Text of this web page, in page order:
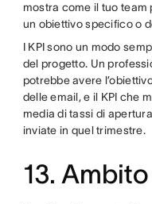
mostra come il tuo
un obiettivo specifico o
I KPI sono un modo
del progetto. Un
potrebbe avere
delle email, e il KPI che
media di tassi di
inviate in quel trimestre.
13.